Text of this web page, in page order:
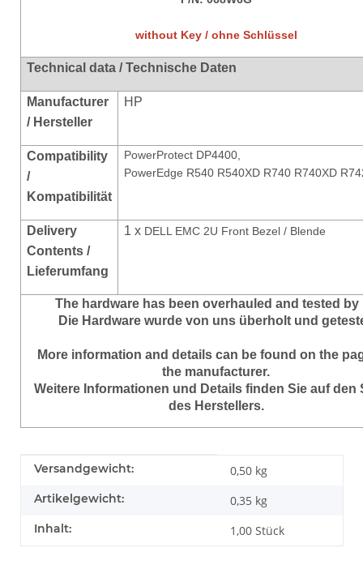
without Key / ohne Schlüssel
Technical data / Technische Daten
Manufacturer
/ Hersteller
HP
Compatibility
/
Kompatibilität
PowerProtect DP4400,
PowerEdge R540 R540XD R740 R740XD
Delivery
Contents /
Lieferumfang
1 x DELL EMC 2U Front Bezel / Blende
The hardware has been overhauled and tested by
Die Hardware wurde von uns überholt und
More information and details can be found on the
the manufacturer.
Weitere Informationen und Details finden Sie auf den
des Herstellers.
Produkteigenschaft
Wert
Versandgewicht: 0,50 kg
Artikelgewicht: 0,35 kg
Inhalt: 1,00 Stück